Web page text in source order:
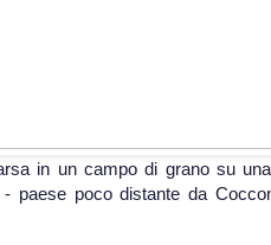
in un campo di grano su
paese poco distante da